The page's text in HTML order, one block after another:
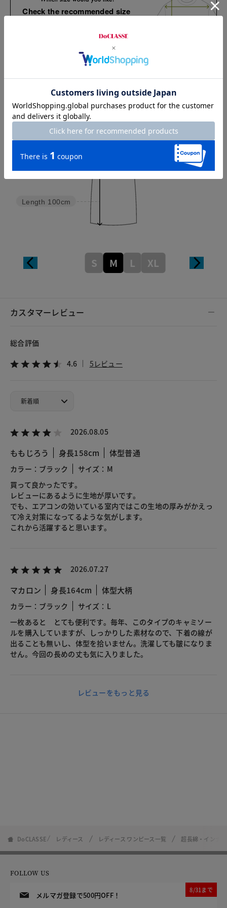
Check the recommended size
Length 100cm
Width 39cm
S M L XL
カスタマーレビュー
総合評価
4.6 5レビュー
2026.08.05
ももじろう 身長158cm 体型普通
カラー：ブラック
サイズ：M
買って良かったです。
レビューにあるように生地が厚いです。
でも、エアコンの効いている室内ではこの生地の厚みがかえっ
て冷え対策になってるような気がします。
これから活躍すると思います。
2026.07.27
マカロン 身長164cm 体型大柄
カラー：ブラック
サイズ：L
一枚あると とても便利です。毎年、このタイプのキャミソー
ルを購入していますが、しっかりした素材なので、下着の線が
出ることも無いし、体型を拾いません。洗濯しても皺になりま
せん。今回の長めの丈も気に入りました。
レビューをもっと見る
DoCLASSE レディース レディース ワンピース一覧 超長綿・インナ
FOLLOW US
メルマガ登録で500円OFF！
8/31まで